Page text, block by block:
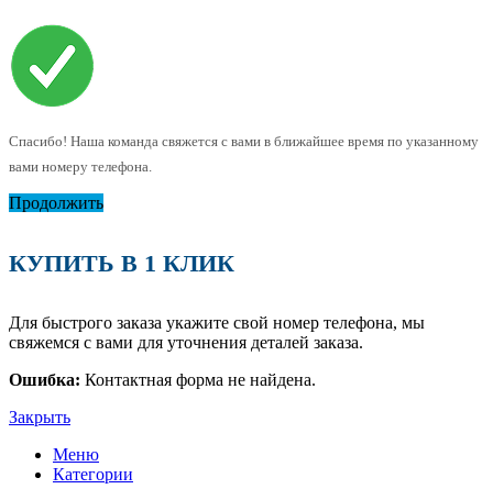
Спасибо! Наша команда свяжется с вами в ближайшее время по указанному
вами номеру телефона.
Продолжить
КУПИТЬ В 1 КЛИК
Для быстрого заказа укажите свой номер телефона, мы
свяжемся с вами для уточнения деталей заказа.
Ошибка: Контактная форма не найдена.
Закрыть
Меню
Категории